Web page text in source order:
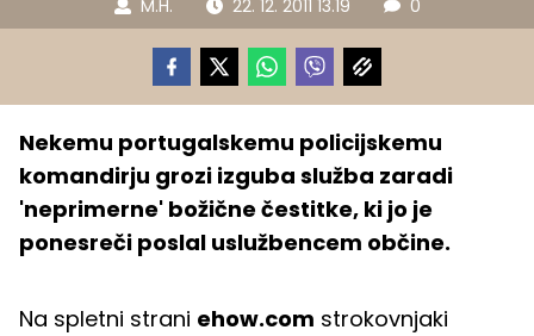
M.H. 22. 12. 2011 13.19 0
Nekemu portugalskemu policijskemu
komandirju grozi izguba služba zaradi
'neprimerne' božične čestitke, ki jo je
ponesreči poslal uslužbencem občine.
Na spletni strani ehow.com strokovnjaki